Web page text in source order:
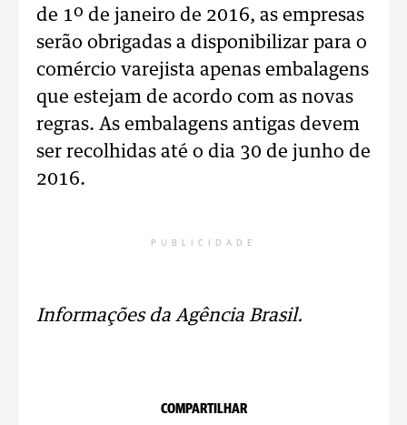
de 1º de janeiro de 2016, as empresas
serão obrigadas a disponibilizar para o
comércio varejista apenas embalagens
que estejam de acordo com as novas
regras. As embalagens antigas devem
ser recolhidas até o dia 30 de junho de
2016.
PUBLICIDADE
Informações da Agência Brasil.
COMPARTILHAR